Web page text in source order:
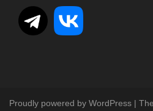
Proudly powered by WordPress |